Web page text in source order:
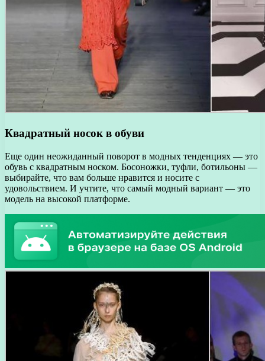
Квадратный носок в обуви
Еще один неожиданный поворот в модных тенденциях — это
обувь с квадратным носком. Босоножки, туфли, ботильоны —
выбирайте, что вам больше нравится и носите с
удовольствием. И учтите, что самый модный вариант — это
модель на высокой платформе.